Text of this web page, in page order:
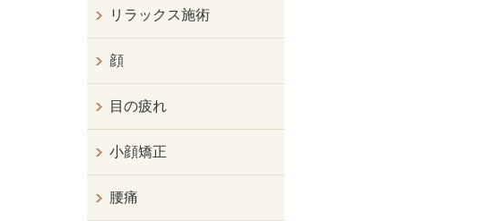
リラックス施術
顔
目の疲れ
小顔矯正
腰痛